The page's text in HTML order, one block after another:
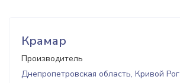
Крамар
Производитель
Днепропетровская область, Кривой Рог